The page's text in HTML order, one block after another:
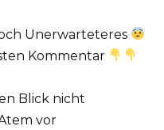
Unerwarteteres
Kommentar
Blick nicht
vor